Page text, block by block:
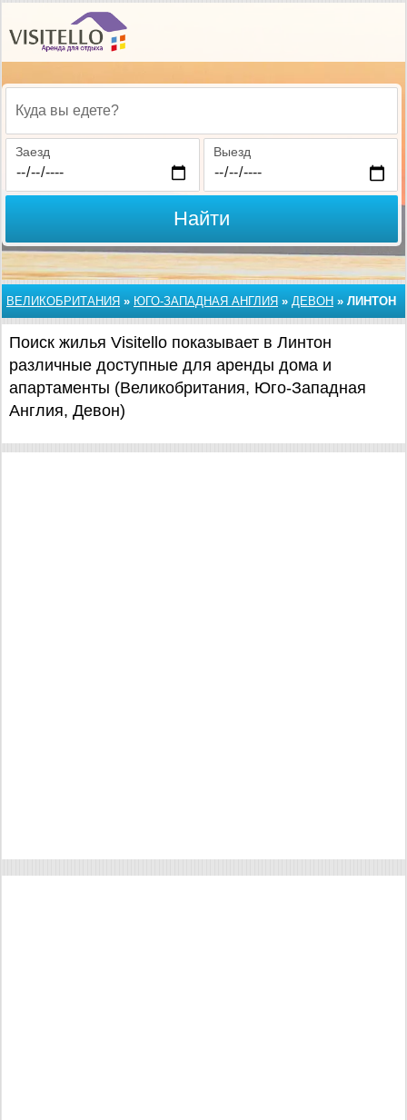
Куда вы едете?
Заезд Выезд
Найти
ВЕЛИКОБРИТАНИЯ » ЮГО-ЗАПАДНАЯ АНГЛИЯ » ДЕВОН » ЛИНТОН
Поиск жилья Visitello показывает в Линтон
различные доступные для аренды дома и
апартаменты (Великобритания, Юго-Западная
Англия, Девон)